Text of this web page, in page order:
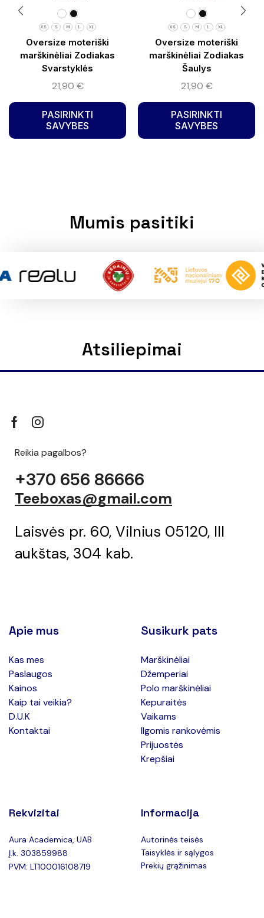
XS S M L XL
Oversize moteriški
marškinėliai Zodiakas
Svarstyklės
21,90 €
PASIRINKTI
SAVYBES
XS S M L XL
Oversize moteriški
marškinėliai Zodiakas
Šaulys
21,90 €
PASIRINKTI
SAVYBES
Mumis pasitiki
Atsiliepimai
Reikia pagalbos?
+370 656 86666
Teeboxas@gmail.com
Laisvės pr. 60, Vilnius 05120, III
aukštas, 304 kab.
Apie mus
Kas mes
Paslaugos
Kainos
Kaip tai veikia?
D.U.K
Kontaktai
Susikurk pats
Marškinėliai
Džemperiai
Polo marškinėliai
Kepuraitės
Vaikams
Ilgomis rankovėmis
Prijuostės
Krepšiai
Rekvizitai
Aura Academica, UAB
Į.k. 303859988
PVM: LT100016108719
Informacija
Autorinės teisės
Taisyklės ir sąlygos
Prekių grąžinimas